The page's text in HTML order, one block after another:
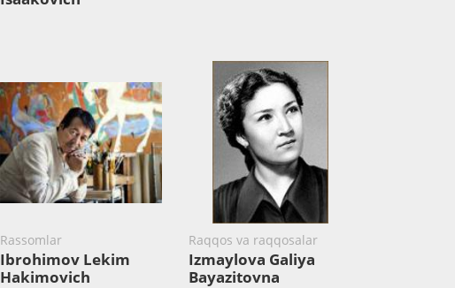
Rassomlar
Ibrohimov Lekim
Hakimovich
Raqqos va raqqosalar
Izmaylova Galiya
Bayazitovna